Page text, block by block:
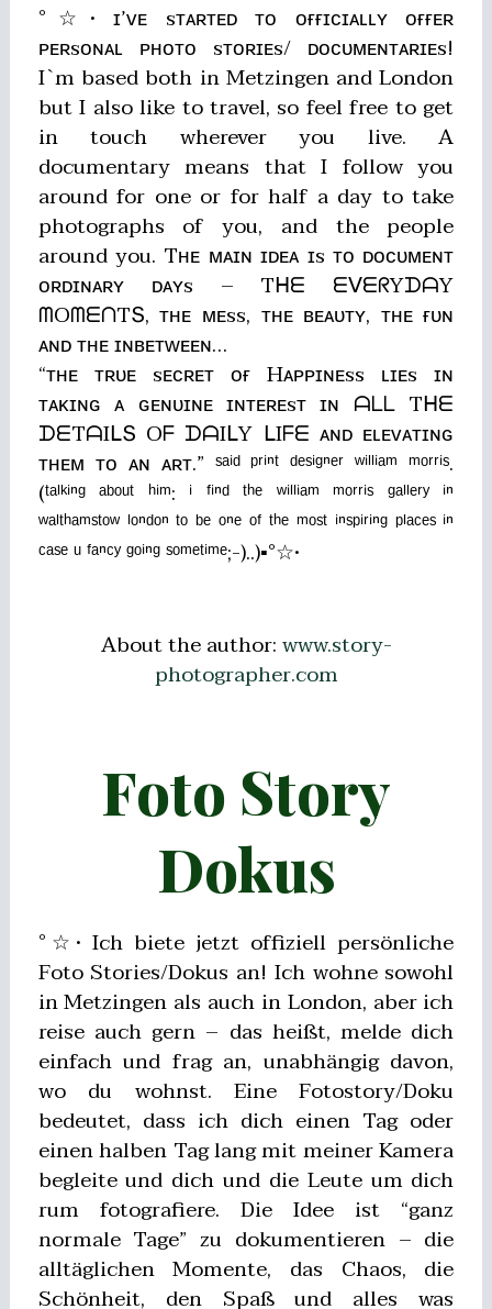
°☆• ɪ’ᴠᴇ sᴛᴀʀᴛᴇᴅ ᴛᴏ ᴏғғɪᴄɪᴀʟʟʏ ᴏғғᴇʀ
ᴘᴇʀsᴏɴᴀʟ ᴘʜᴏᴛᴏ sᴛᴏʀɪᴇs/ ᴅᴏᴄᴜᴍᴇɴᴛᴀʀɪᴇs!
I`m based both in Metzingen and London
but I also like to travel, so feel free to get
in touch wherever you live. A
documentary means that I follow you
around for one or for half a day to take
photographs of you, and the people
around you. Tʜᴇ ᴍᴀɪɴ ɪᴅᴇᴀ ɪs ᴛᴏ ᴅᴏᴄᴜᴍᴇɴᴛ
ᴏʀᴅɪɴᴀʀʏ ᴅᴀʏs – Tᕼᗴ ᗴᐯᗴᖇYᗪᗩY
ᗰOᗰᗴᑎTՏ, ᴛʜᴇ ᴍᴇss, ᴛʜᴇ ʙᴇᴀᴜᴛʏ, ᴛʜᴇ ғᴜɴ
ᴀɴᴅ ᴛʜᴇ ɪɴʙᴇᴛᴡᴇᴇɴ…
“ᴛʜᴇ ᴛʀᴜᴇ sᴇᴄʀᴇᴛ ᴏғ Hᴀᴘᴘɪɴᴇss ʟɪᴇs ɪɴ
ᴛᴀᴋɪɴɢ ᴀ ɢᴇɴᴜɪɴᴇ ɪɴᴛᴇʀᴇsᴛ ɪɴ ᗩᒪᒪ Tᕼᗴ
ᗪᗴTᗩIᒪՏ Oᖴ ᗪᗩIᒪY ᒪIᖴᗴ ᴀɴᴅ ᴇʟᴇᴠᴀᴛɪɴɢ
ᴛʜᴇᴍ ᴛᴏ ᴀɴ ᴀʀᴛ.” ˢᵃⁱᵈ ᵖʳⁱⁿᵗ ᵈᵉˢⁱᵍⁿᵉʳ ʷⁱˡˡⁱᵃᵐ ᵐᵒʳʳⁱˢ.
(ᵗᵃˡᵏⁱⁿᵍ ᵃᵇᵒᵘᵗ ʰⁱᵐ: ⁱ ᶠⁱⁿᵈ ᵗʰᵉ ʷⁱˡˡⁱᵃᵐ ᵐᵒʳʳⁱˢ ᵍᵃˡˡᵉʳʸ ⁱⁿ
ʷᵃˡᵗʰᵃᵐˢᵗᵒʷ ˡᵒⁿᵈᵒⁿ ᵗᵒ ᵇᵉ ᵒⁿᵉ ᵒᶠ ᵗʰᵉ ᵐᵒˢᵗ ⁱⁿˢᵖⁱʳⁱⁿᵍ ᵖˡᵃᶜᵉˢ ⁱⁿ
ᶜᵃˢᵉ ᵘ ᶠᵃⁿᶜʸ ᵍᵒⁱⁿᵍ ˢᵒᵐᵉᵗⁱᵐᵉ;-)..)▪°☆•
About the author:www.story-
photographer.com
Foto Story
Dokus
°☆• Ich biete jetzt offiziell persönliche
Foto Stories/Dokus an! Ich wohne sowohl
in Metzingen als auch in London, aber ich
reise auch gern – das heißt, melde dich
einfach und frag an, unabhängig davon,
wo du wohnst. Eine Fotostory/Doku
bedeutet, dass ich dich einen Tag oder
einen halben Tag lang mit meiner Kamera
begleite und dich und die Leute um dich
rum fotografiere. Die Idee ist “ganz
normale Tage” zu dokumentieren – die
alltäglichen Momente, das Chaos, die
Schönheit, den Spaß und alles was